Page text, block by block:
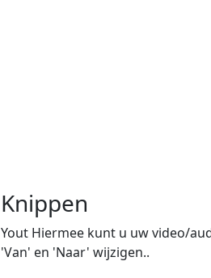
Knippen
Yout Hiermee kunt u uw video/
'Van' en 'Naar' wijzigen..